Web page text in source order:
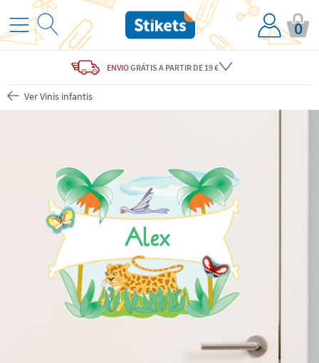
0
ENVIOGRÁTIS A PARTIR DE 19 €
Ver Vinis infantis